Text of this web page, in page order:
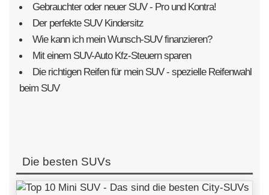
Gebrauchter oder neuer SUV - Pro und Kontra!
Der perfekte SUV Kindersitz
Wie kann ich mein Wunsch-SUV finanzieren?
Mit einem SUV-Auto Kfz-Steuern sparen
Die richtigen Reifen für mein SUV - spezielle Reifenwahl
beim SUV
Die besten SUVs